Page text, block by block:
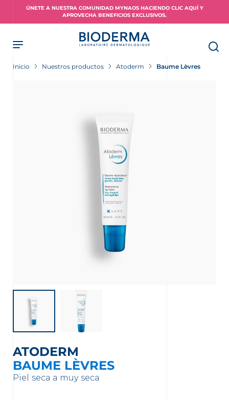
ÚNETE A NUESTRA COMUNIDAD MYNAOS HACIENDO CLIC AQUÍ Y
APROVECHA BENEFICIOS EXCLUSIVOS.
Inicio Nuestros productos Atoderm Baume Lèvres
ATODERM
BAUME LÈVRES
Piel seca a muy seca